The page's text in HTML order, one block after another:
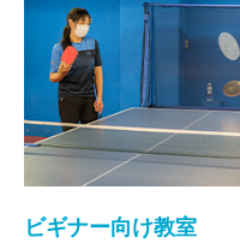
ビギナー向け教室